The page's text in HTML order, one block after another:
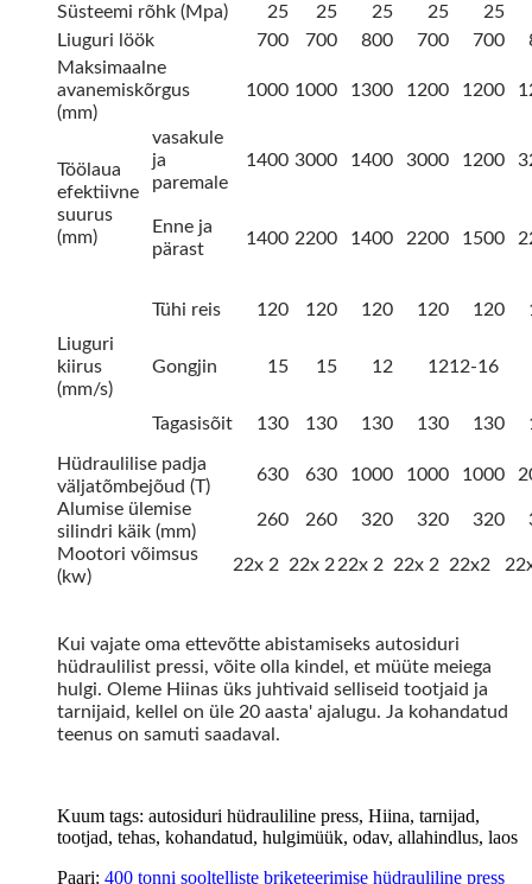
Süsteemi rõhk (Mpa)
25 25 25 25
25
Liuguri löök
700 700 800 700 700
Maksimaalne
avanemiskõrgus
(mm)
1000 1000 1300 1200 1200
Töölaua
efektiivne
suurus
(mm)
vasakule
ja
paremale
1400 3000 1400 3000 1200
Enne ja
pärast
1400 2200 1400 2200 1500
Liuguri
kiirus
(mm/s)
Tühi reis 120 120 120 120 120
Gongjin 15 15 12 1212-16
Tagasisõit 130 130 130 130 130
Hüdraulilise padja
väljatõmbejõud (T)
630 630 1000 1000 1000
Alumise ülemise
silindri käik (mm)
260 260 320 320 320
Mootori võimsus
(kw)
22x 2 22x 2 22x 2 22x 2 22x2
Kui vajate oma ettevõtte abistamiseks autosiduri
hüdraulilist pressi, võite olla kindel, et müüte meiega
hulgi. Oleme Hiinas üks juhtivaid selliseid tootjaid ja
tarnijaid, kellel on üle 20 aasta' ajalugu. Ja kohandatud
teenus on samuti saadaval.
Kuum tags: autosiduri hüdrauliline press, Hiina, tarnijad,
tootjad, tehas, kohandatud, hulgimüük, odav, allahindlus, laos
Paari: 400 tonni sooltelliste briketeerimise hüdrauliline press